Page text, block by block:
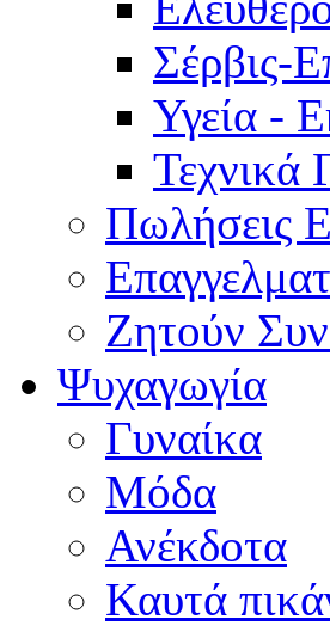
Σέρβις-
Υγεία -
Τεχνικά
Πωλήσεις
Ζητούν
Ψυχαγωγία
Γυναίκα
Μόδα
Ανέκδοτα
Καυτά